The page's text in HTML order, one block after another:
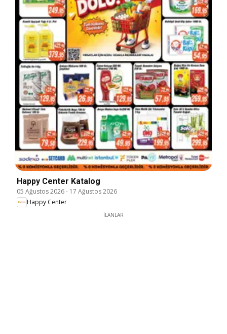
Happy Center Katalog
05 Ağustos 2026- 17 Ağustos 2026
Happy Center
İLANLAR